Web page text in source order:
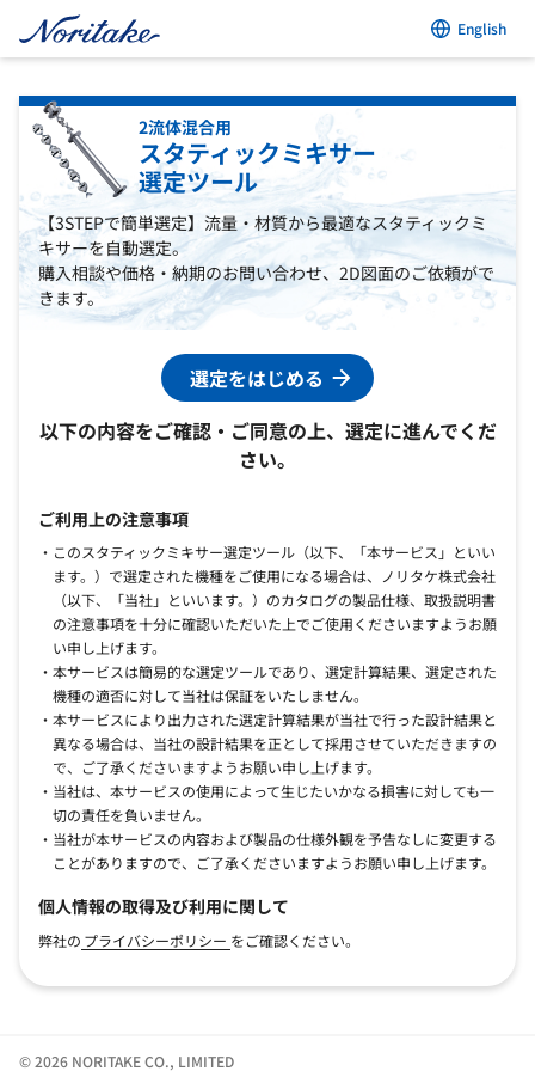
English
2流体混合用
スタティックミキサー
選定ツール
【3STEPで簡単選定】流量・材質から最適なスタティックミ
キサーを自動選定。
購入相談や価格・納期のお問い合わせ、2D図面のご依頼がで
きます。
選定をはじめる
以下の内容をご確認・ご同意の上、選定に進んでくだ
さい。
ご利用上の注意事項
このスタティックミキサー選定ツール（以下、「本サービス」といい
ます。）で選定された機種をご使用になる場合は、ノリタケ株式会社
（以下、「当社」といいます。）のカタログの製品仕様、取扱説明書
の注意事項を十分に確認いただいた上でご使用くださいますようお願
い申し上げます。
本サービスは簡易的な選定ツールであり、選定計算結果、選定された
機種の適否に対して当社は保証をいたしません。
本サービスにより出力された選定計算結果が当社で行った設計結果と
異なる場合は、当社の設計結果を正として採用させていただきますの
で、ご了承くださいますようお願い申し上げます。
当社は、本サービスの使用によって生じたいかなる損害に対しても一
切の責任を負いません。
当社が本サービスの内容および製品の仕様外観を予告なしに変更する
ことがありますので、ご了承くださいますようお願い申し上げます。
個人情報の取得及び利用に関して
弊社の プライバシーポリシー をご確認ください。
© 2026 NORITAKE CO., LIMITED